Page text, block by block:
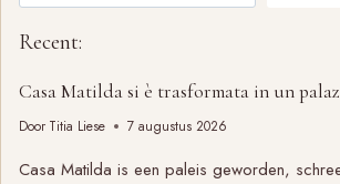
Recent:
Casa Matilda si è trasformata in un
Door Titia Liese 7 augustus 2026
Casa Matilda is een paleis geworden,